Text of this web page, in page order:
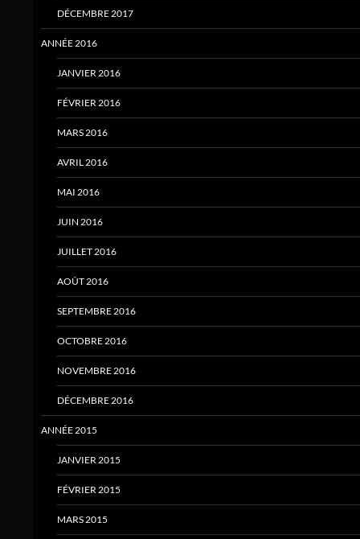
DÉCEMBRE 2017
ANNÉE 2016
JANVIER 2016
FÉVRIER 2016
MARS 2016
AVRIL 2016
MAI 2016
JUIN 2016
JUILLET 2016
AOÛT 2016
SEPTEMBRE 2016
OCTOBRE 2016
NOVEMBRE 2016
DÉCEMBRE 2016
ANNÉE 2015
JANVIER 2015
FÉVRIER 2015
MARS 2015